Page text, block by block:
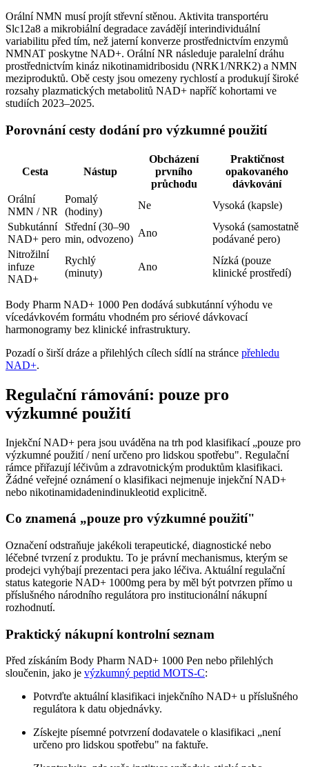
Orální NMN musí projít střevní stěnou. Aktivita transportéru
Slc12a8 a mikrobiální degradace zavádějí interindividuální
variabilitu před tím, než jaterní konverze prostřednictvím enzymů
NMNAT poskytne NAD+. Orální NR následuje paralelní dráhu
prostřednictvím kináz nikotinamidribosidu (NRK1/NRK2) a NMN
meziproduktů. Obě cesty jsou omezeny rychlostí a produkují široké
rozsahy plazmatických metabolitů NAD+ napříč kohortami ve
studiích 2023–2025.
Porovnání cesty dodání pro výzkumné použití
Cesta Nástup
Obcházení
prvního
průchodu
Praktičnost
opakovaného
dávkování
Orální
NMN / NR
Pomalý
(hodiny)
Ne
Vysoká (kapsle)
Subkutánní
NAD+ pero
Střední (30–90
min, odvozeno)
Ano
Vysoká (samostatně
podávané pero)
Nitrožilní
infuze
NAD+
Rychlý
(minuty)
Ano
Nízká (pouze
klinické prostředí)
Body Pharm NAD+ 1000 Pen dodává subkutánní výhodu ve
vícedávkovém formátu vhodném pro sériové dávkovací
harmonogramy bez klinické infrastruktury.
Pozadí o širší dráze a přilehlých cílech sídlí na stránce přehledu
NAD+.
Regulační rámování: pouze pro
výzkumné použití
Injekční NAD+ pera jsou uváděna na trh pod klasifikací „pouze pro
výzkumné použití / není určeno pro lidskou spotřebu". Regulační
rámce přiřazují léčivům a zdravotnickým produktům klasifikaci.
Žádné veřejné oznámení o klasifikaci nejmenuje injekční NAD+
nebo nikotinamidadenindinukleotid explicitně.
Co znamená „pouze pro výzkumné použití"
Označení odstraňuje jakékoli terapeutické, diagnostické nebo
léčebné tvrzení z produktu. To je právní mechanismus, kterým se
prodejci vyhýbají prezentaci pera jako léčiva. Aktuální regulační
status kategorie NAD+ 1000mg pera by měl být potvrzen přímo u
příslušného národního regulátora pro institucionální nákupní
rozhodnutí.
Praktický nákupní kontrolní seznam
Před získáním Body Pharm NAD+ 1000 Pen nebo přilehlých
sloučenin, jako je výzkumný peptid MOTS-C:
Potvrďte aktuální klasifikaci injekčního NAD+ u příslušného
regulátora k datu objednávky.
Získejte písemné potvrzení dodavatele o klasifikaci „není
určeno pro lidskou spotřebu" na faktuře.